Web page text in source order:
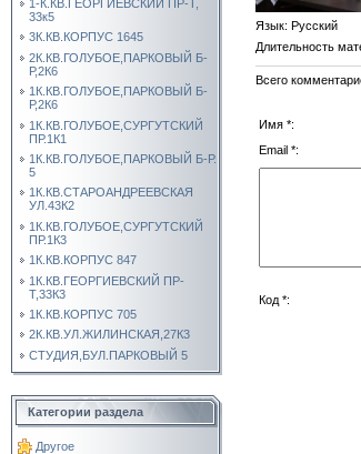
1-К.КВ.ГЕОРГИЕВСКИЙ ПР-Т,
33к5
3К.КВ.КОРПУС 1645
2К.КВ.ГОЛУБОЕ,ПАРКОВЫЙ Б-
Р,2К6
1К.КВ.ГОЛУБОЕ,ПАРКОВЫЙ Б-
Р,2К6
1К.КВ.ГОЛУБОЕ,СУРГУТСКИЙ
ПР.1К1
1К.КВ.ГОЛУБОЕ,ПАРКОВЫЙ Б-Р.
5
1К.КВ.СТАРОАНДРЕЕВСКАЯ
УЛ.43К2
1К.КВ.ГОЛУБОЕ,СУРГУТСКИЙ
ПР.1К3
1К.КВ.КОРПУС 847
1К.КВ.ГЕОРГИЕВСКИЙ ПР-
Т,33К3
1К.КВ.КОРПУС 705
2К.КВ.УЛ.ЖИЛИНСКАЯ,27К3
СТУДИЯ,БУЛ.ПАРКОВЫЙ 5
Категории раздела
Другое
Язык: Русский
Длительность
Всего
Имя *:
Email *:
Код *: